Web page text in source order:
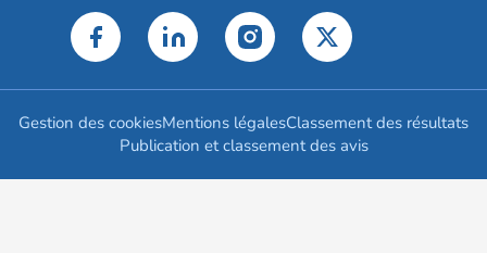
Gestion des cookiesMentions légalesClassement des résultats
Publication et classement des avis